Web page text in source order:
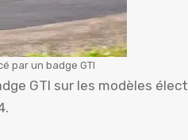
par un badge GTI
GTI sur les modèles